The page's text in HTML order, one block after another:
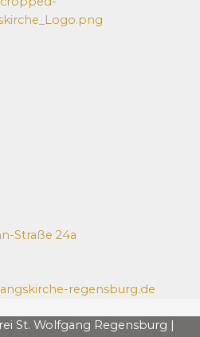
Straße 24a
regensburg.de
St. Wolfgang Regensburg |